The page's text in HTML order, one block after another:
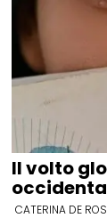
Il volto
CATERINA DE